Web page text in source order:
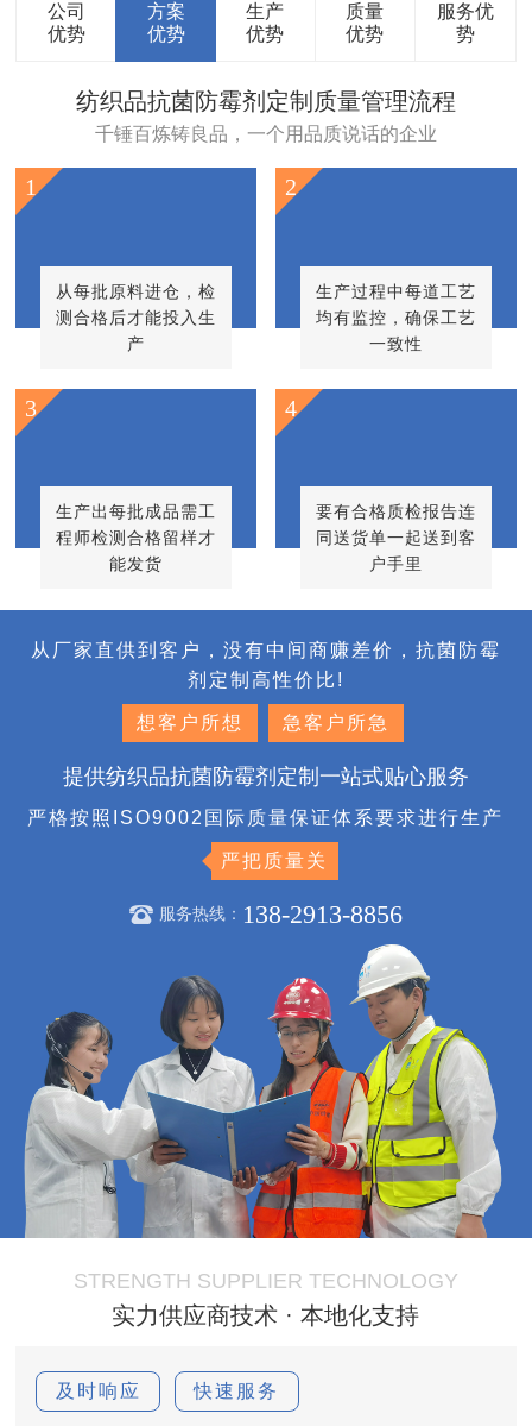
公司
优势
方案
优势
生产
优势
质量
优势
服务优
势
纺织品抗菌防霉剂定制质量管理流程
千锤百炼铸良品，一个用品质说话的企业
从每批原料进仓，检
测合格后才能投入生
产
1
生产过程中每道工艺
均有监控，确保工艺
一致性
2
生产出每批成品需工
程师检测合格留样才
能发货
3
要有合格质检报告连
同送货单一起送到客
户手里
4
从厂家直供到客户，没有中间商赚差价，抗菌防霉
剂定制高性价比!
想客户所想 急客户所急
提供纺织品抗菌防霉剂定制一站式贴心服务
严格按照ISO9002国际质量保证体系要求进行生产
严把质量关
服务热线： 138-2913-8856
STRENGTH SUPPLIER TECHNOLOGY
实力供应商技术 · 本地化支持
及时响应 快速服务